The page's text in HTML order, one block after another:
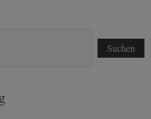
Suchen